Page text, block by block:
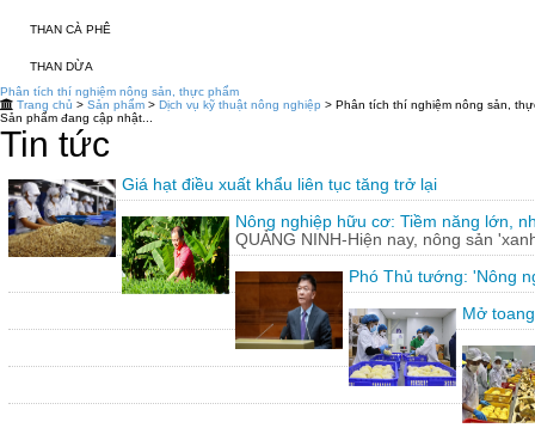
THAN CÀ PHÊ
THAN DỪA
Phân tích thí nghiệm nông sản, thực phẩm
Trang chủ > Sản phẩm > Dịch vụ kỹ thuật nông nghiệp > Phân tích thí nghiệm nông sản,
Sản phẩm đang cập nhật...
Tin tức
Giá hạt điều xuất khẩu liên tục tăng trở lại
Nông nghiệp hữu cơ: Tiềm năng lớn,
QUẢNG NINH-Hiện nay, nông sản
Phó Thủ tướng: 'Nông
Mở